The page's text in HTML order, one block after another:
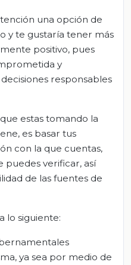
una opción de
y te gustaría tener más
positivo, pues
y
responsables
estas tomando la
es basar tus
con la que cuentas,
puedes verificar, así
de las fuentes de
lo siguiente:
ya sea por medio de